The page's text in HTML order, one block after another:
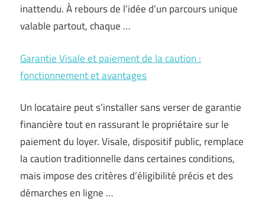
inattendu. À rebours de l’idée d’un parcours unique
valable partout, chaque …
Garantie Visale et paiement de la caution :
fonctionnement et avantages
Un locataire peut s’installer sans verser de garantie
financière tout en rassurant le propriétaire sur le
paiement du loyer. Visale, dispositif public, remplace
la caution traditionnelle dans certaines conditions,
mais impose des critères d’éligibilité précis et des
démarches en ligne …